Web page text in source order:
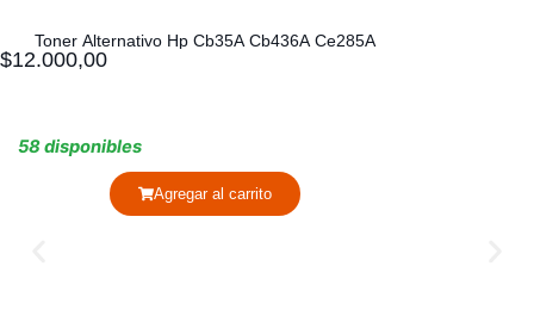
Toner Alternativo Hp Cb35A Cb436A Ce285A
$12.000,00
58 disponibles
Agregar al carrito